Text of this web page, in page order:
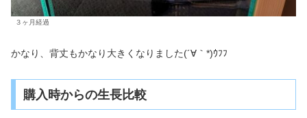
３ヶ月経過
かなり、背丈もかなり大きくなりました(´∀｀*)ｳﾌﾌ
購入時からの生長比較